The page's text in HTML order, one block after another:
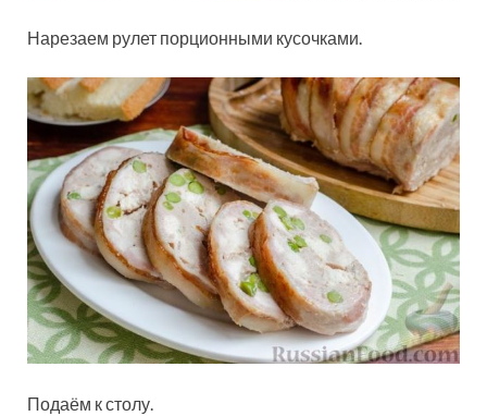
Нарезаем рулет порционными кусочками.
Подаём к столу.